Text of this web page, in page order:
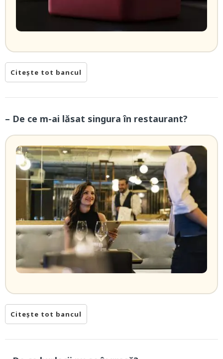
Citește tot bancul
– De ce m-ai lăsat singura în restaurant?
Citește tot bancul